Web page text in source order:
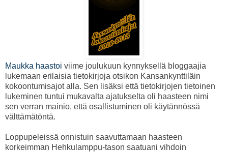
Maukka haastoi viime joulukuun kynnyksellä bloggaajia
lukemaan erilaisia tietokirjoja otsikon Kansankynttiläin
kokoontumisajot alla. Sen lisäksi että tietokirjojen tietoinen
lukeminen tuntui mukavalta ajatukselta oli haasteen nimi
sen verran mainio, että osallistuminen oli käytännössä
välttämätöntä.
Loppupeleissä onnistuin saavuttamaan haasteen
korkeimman Hehkulamppu-tason saatuani vihdoin